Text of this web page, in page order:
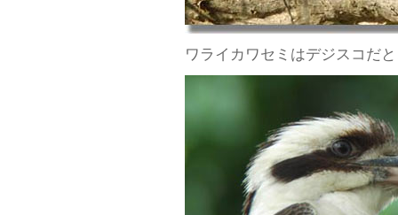
ワライカワセミはデジスコだ